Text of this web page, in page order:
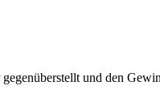
und den